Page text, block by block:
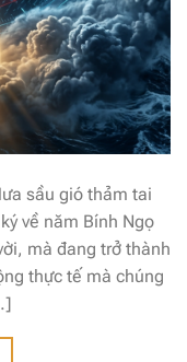
sầu gió thảm tai
về năm Bính Ngọ
mà đang trở thành
thực tế mà chúng